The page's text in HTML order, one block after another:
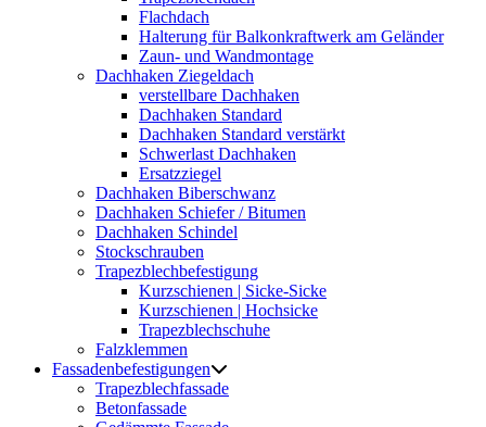
Flachdach
Halterung für Balkonkraftwerk am Geländer
Zaun- und Wandmontage
Dachhaken Ziegeldach
verstellbare Dachhaken
Dachhaken Standard
Dachhaken Standard verstärkt
Schwerlast Dachhaken
Ersatzziegel
Dachhaken Biberschwanz
Dachhaken Schiefer / Bitumen
Dachhaken Schindel
Stockschrauben
Trapezblechbefestigung
Kurzschienen | Sicke-Sicke
Kurzschienen | Hochsicke
Trapezblechschuhe
Falzklemmen
Fassadenbefestigungen
Trapezblechfassade
Betonfassade